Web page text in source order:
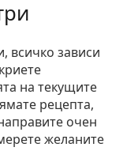
всичко зависи
на текущите
рецепта,
очен
желаните